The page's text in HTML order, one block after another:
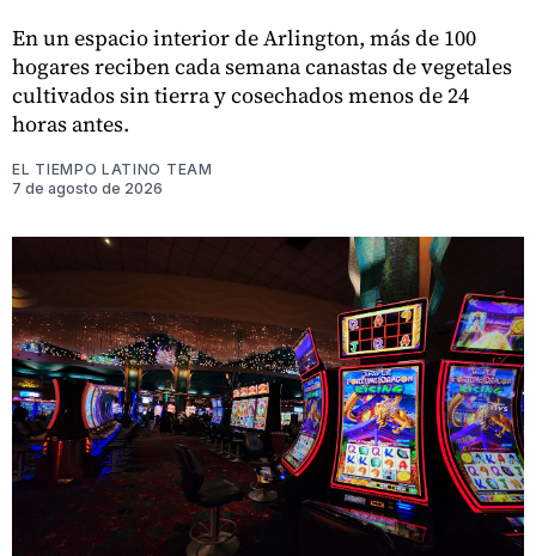
En un espacio interior de Arlington, más de 100
hogares reciben cada semana canastas de vegetales
cultivados sin tierra y cosechados menos de 24
horas antes.
EL TIEMPO LATINO TEAM
7 de agosto de 2026